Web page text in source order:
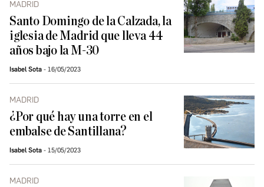
MADRID
Santo Domingo de la Calzada, la
iglesia de Madrid que lleva 44
años bajo la M-30
Isabel Sota 16/05/2023
MADRID
¿Por qué hay una torre en el
embalse de Santillana?
Isabel Sota 15/05/2023
MADRID